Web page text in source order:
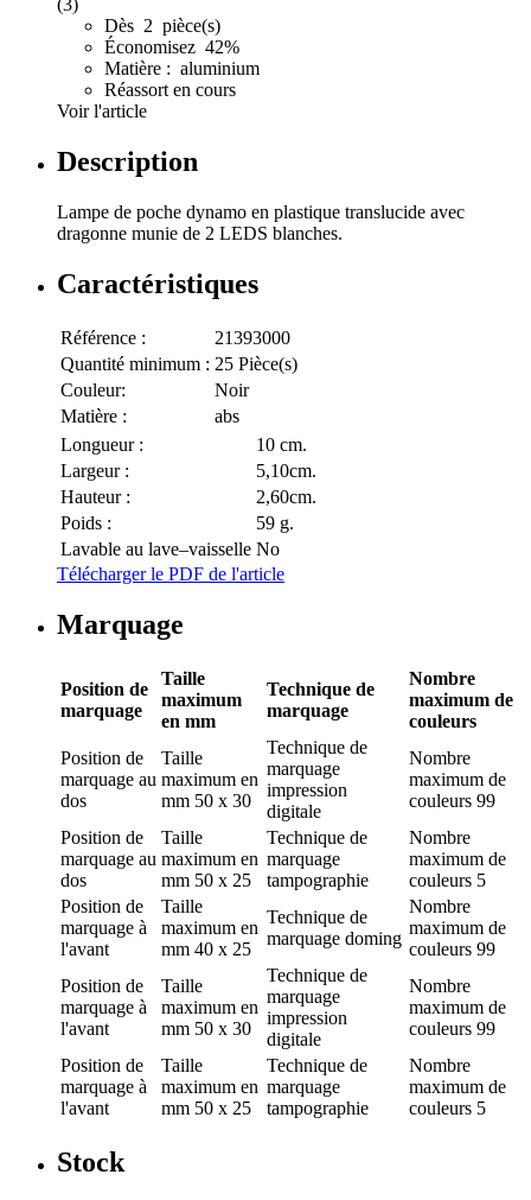
(3)
Dès 2 pièce(s)
Économisez 42%
Matière : aluminium
Réassort en cours
Voir l'article
Description
Lampe de poche dynamo en plastique translucide avec
dragonne munie de 2 LEDS blanches.
Caractéristiques
Référence :
21393000
Quantité minimum : 25 Pièce(s)
Couleur:
Noir
Matière :
abs
Longueur :
10 cm.
Largeur :
5,10cm.
Hauteur :
2,60cm.
Poids :
59 g.
Lavable au lave–vaisselle No
Télécharger le PDF de l'article
Marquage
Position de
marquage
Taille
maximum
en mm
Technique de
marquage
Nombre
maximum de
couleurs
Position de
marquage au
dos
Taille
maximum en
mm 50 x 30
Technique de
marquage
impression
digitale
Nombre
maximum de
couleurs 99
Position de
marquage au
dos
Taille
maximum en
mm 50 x 25
Technique de
marquage
tampographie
Nombre
maximum de
couleurs 5
Position de
marquage à
l'avant
Taille
maximum en
mm 40 x 25
Technique de
marquage doming
Nombre
maximum de
couleurs 99
Position de
marquage à
l'avant
Taille
maximum en
mm 50 x 30
Technique de
marquage
impression
digitale
Nombre
maximum de
couleurs 99
Position de
marquage à
l'avant
Taille
maximum en
mm 50 x 25
Technique de
marquage
tampographie
Nombre
maximum de
couleurs 5
Stock